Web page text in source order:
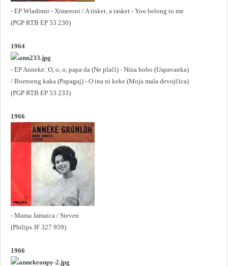
- EP Wladimir - Ximeroni / A tisket, a tasket - You belong to me
(PGP RTB EP 53 230)
1964
- EP Anneke: O, o, o, papa da (Ne plači) - Nina bobo (Uspavanka)
/ Boeroeng kaka (Papagaj) - O ina ni keke (Moja mala devojčica)
(PGP RTB EP 53 233)
1966
- Mama Jamaica / Steven
(Philips JF 327 959)
1966